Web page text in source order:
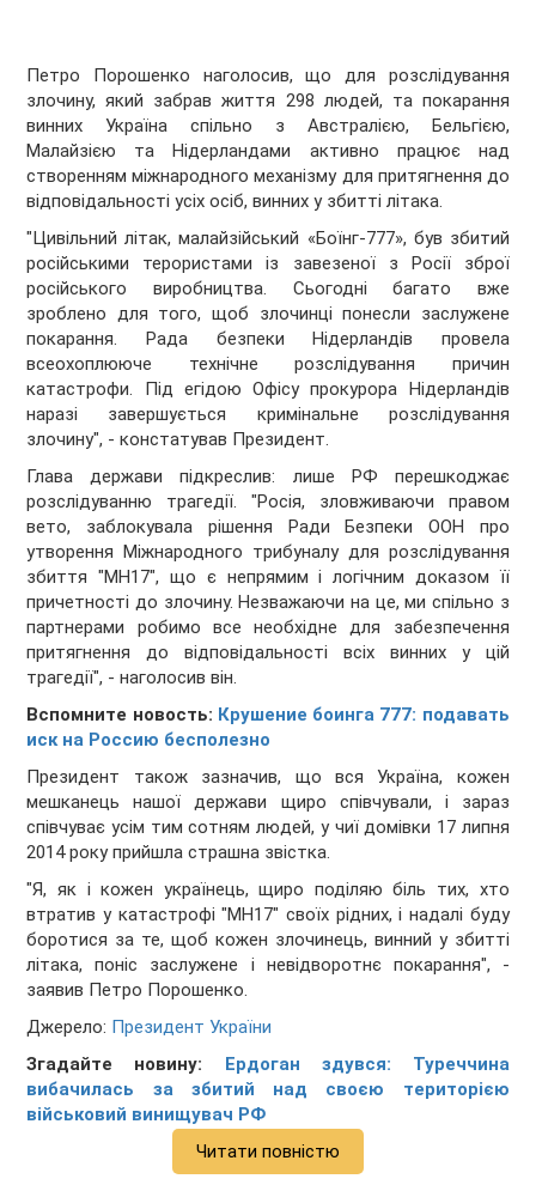
Петро Порошенко наголосив, що для розслідування
злочину, який забрав життя 298 людей, та покарання
винних Україна спільно з Австралією, Бельгією,
Малайзією та Нідерландами активно працює над
створенням міжнародного механізму для притягнення до
відповідальності усіх осіб, винних у збитті літака.
"Цивільний літак, малайзійський «Боїнг-777», був збитий
російськими терористами із завезеної з Росії зброї
російського виробництва. Сьогодні багато вже
зроблено для того, щоб злочинці понесли заслужене
покарання. Рада безпеки Нідерландів провела
всеохоплююче технічне розслідування причин
катастрофи. Під егідою Офісу прокурора Нідерландів
наразі завершується кримінальне розслідування
злочину", - констатував Президент.
Глава держави підкреслив: лише РФ перешкоджає
розслідуванню трагедії. "Росія, зловживаючи правом
вето, заблокувала рішення Ради Безпеки ООН про
утворення Міжнародного трибуналу для розслідування
збиття "МН17", що є непрямим і логічним доказом її
причетності до злочину. Незважаючи на це, ми спільно з
партнерами робимо все необхідне для забезпечення
притягнення до відповідальності всіх винних у цій
трагедії", - наголосив він.
Вспомните новость: Крушение боинга 777: подавать
иск на Россию бесполезно
Президент також зазначив, що вся Україна, кожен
мешканець нашої держави щиро співчували, і зараз
співчуває усім тим сотням людей, у чиї домівки 17 липня
2014 року прийшла страшна звістка.
"Я, як і кожен українець, щиро поділяю біль тих, хто
втратив у катастрофі "МН17" своїх рідних, і надалі буду
боротися за те, щоб кожен злочинець, винний у збитті
літака, поніс заслужене і невідворотнє покарання", -
заявив Петро Порошенко.
Джерело: Президент України
Згадайте новину: Ердоган здувся: Туреччина
вибачилась за збитий над своєю територією
військовий винищувач РФ
Читати повністю